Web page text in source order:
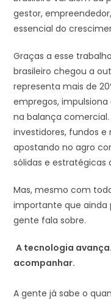
gestor,
essencial do
Graças a esse
brasileiro chegou a
representa mais de
empregos,
na balança
investidores, fundos
apostando no agro
sólidas e estratégicas
Mas, mesmo com
importante que ainda
gente fala sobre.
A tecnologia
acompanhar.
A gente já sabe o